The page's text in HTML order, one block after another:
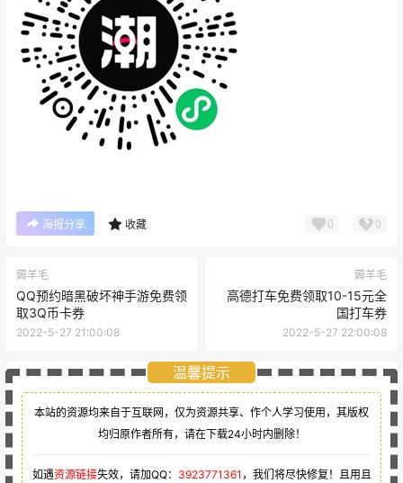
海报分享 收藏 0 0
薅羊毛
QQ预约暗黑破坏神手游免费领
取3Q币卡券
2022-5-27 21:00:08
薅羊毛
高德打车免费领取10-15元全
国打车券
2022-5-27 22:00:08
温馨提示
本站的资源均来自于互联网，仅为资源共享、作个人学习使用，其版权
均归原作者所有，请在下载24小时内删除！
如遇资源链接失效，请加QQ： 3923771361 ，我们将尽快修复！且用且